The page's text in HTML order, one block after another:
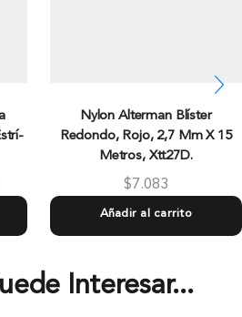
Nylon Alterman Blí­ster
Redondo, Rojo, 2,7 Mm X 15
Metros, Xtt27D.
$7.083
Añadir al carrito
Interesar...